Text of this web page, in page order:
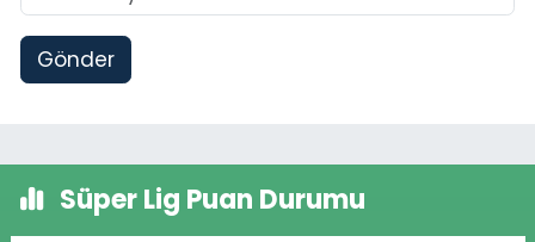
Gönder
Süper Lig Puan Durumu